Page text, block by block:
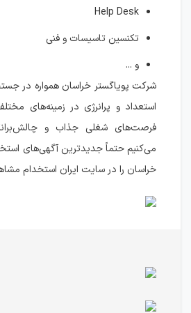
Help Desk
تکنسین تاسیسات و فنی
و ...
شرکت پویاگستر خراسان همواره در
استعداد و پرانرژی در زمینه‌های
فرصت‌های شغلی جذاب و
می‌کنیم حتماً جدیدترین آگهی‌های
خراسان را در سایت ایران استخدام